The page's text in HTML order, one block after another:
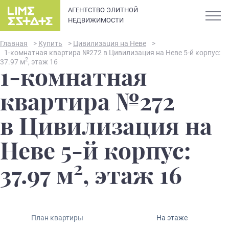
АГЕНТСТВО ЭЛИТНОЙ
НЕДВИЖИМОСТИ
О компании
Элитная недвижимость в
Санкт-Петербурге: каталог
квартир и апартаментов
премиум-класса
Главная > Купить > Цивилизация на Неве
>
1-комнатная квартира №272 в Цивилизация на Неве 5-й корпус:
37.97 м2, этаж 16
1-комнатная
квартира №272
в Цивилизация на
Неве 5-й корпус:
37.97 м2, этаж 16
План квартиры На этаже